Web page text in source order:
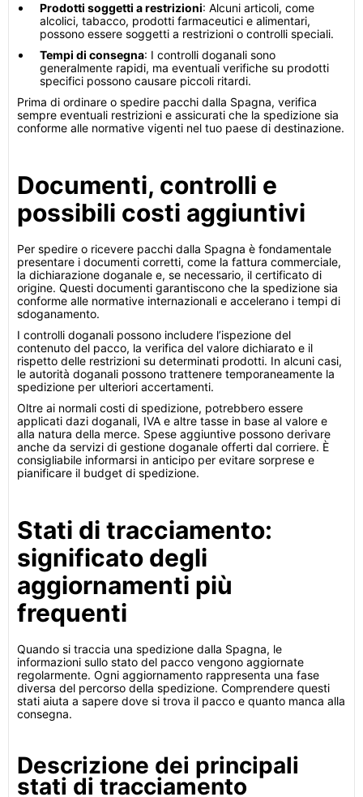
Prodotti soggetti a restrizioni: Alcuni articoli, come
alcolici, tabacco, prodotti farmaceutici e alimentari,
possono essere soggetti a restrizioni o controlli speciali.
Tempi di consegna: I controlli doganali sono
generalmente rapidi, ma eventuali verifiche su prodotti
specifici possono causare piccoli ritardi.
Prima di ordinare o spedire pacchi dalla Spagna, verifica
sempre eventuali restrizioni e assicurati che la spedizione sia
conforme alle normative vigenti nel tuo paese di destinazione.
Documenti, controlli e
possibili costi aggiuntivi
Per spedire o ricevere pacchi dalla Spagna è fondamentale
presentare i documenti corretti, come la fattura commerciale,
la dichiarazione doganale e, se necessario, il certificato di
origine. Questi documenti garantiscono che la spedizione sia
conforme alle normative internazionali e accelerano i tempi di
sdoganamento.
I controlli doganali possono includere l’ispezione del
contenuto del pacco, la verifica del valore dichiarato e il
rispetto delle restrizioni su determinati prodotti. In alcuni casi,
le autorità doganali possono trattenere temporaneamente la
spedizione per ulteriori accertamenti.
Oltre ai normali costi di spedizione, potrebbero essere
applicati dazi doganali, IVA e altre tasse in base al valore e
alla natura della merce. Spese aggiuntive possono derivare
anche da servizi di gestione doganale offerti dal corriere. È
consigliabile informarsi in anticipo per evitare sorprese e
pianificare il budget di spedizione.
Stati di tracciamento:
significato degli
aggiornamenti più
frequenti
Quando si traccia una spedizione dalla Spagna, le
informazioni sullo stato del pacco vengono aggiornate
regolarmente. Ogni aggiornamento rappresenta una fase
diversa del percorso della spedizione. Comprendere questi
stati aiuta a sapere dove si trova il pacco e quanto manca alla
consegna.
Descrizione dei principali
stati di tracciamento